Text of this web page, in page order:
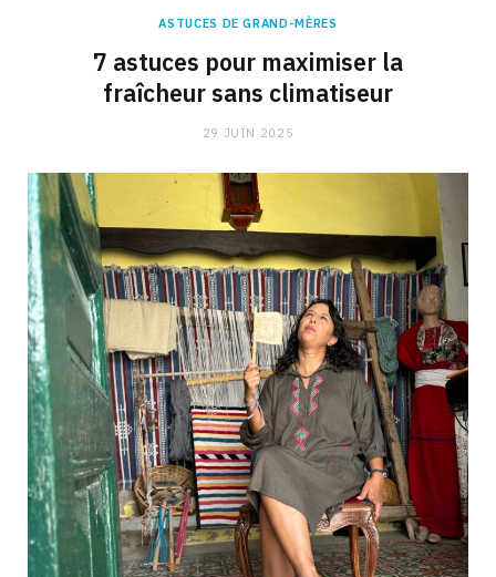
ASTUCES DE GRAND-MÈRES
7 astuces pour maximiser la
fraîcheur sans climatiseur
29 JUIN 2025